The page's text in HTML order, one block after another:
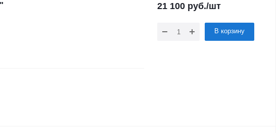
21 100 руб./шт
В корзину